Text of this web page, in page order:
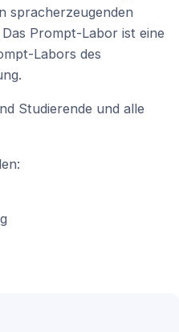
spracherzeugenden
Prompt-Labor ist eine
Labors des
Studierende und alle